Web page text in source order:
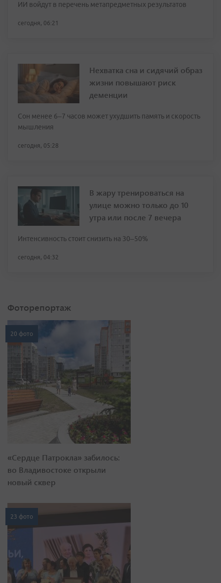
ИИ войдут в перечень метапредметных результатов
сегодня, 06:21
Нехватка сна и сидячий образ
жизни повышают риск
деменции
Сон менее 6–7 часов может ухудшить память и скорость
мышления
сегодня, 05:28
В жару тренироваться на
улице можно только до 10
утра или после 7 вечера
Интенсивность стоит снизить на 30–50%
сегодня, 04:32
Фоторепортаж
20 фото
«Сердце Патрокла» забилось:
во Владивостоке открыли
новый сквер
23 фото